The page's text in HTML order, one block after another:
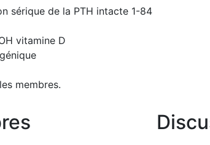
sérique de la PTH intacte 1-84
vitamine D
membres.